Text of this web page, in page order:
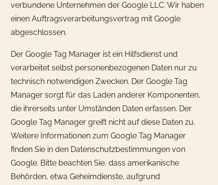
verbundene Unternehmen der Google LLC. Wir haben
einen Auftragsverarbeitungsvertrag mit Google
abgeschlossen.
Der Google Tag Manager ist ein Hilfsdienst und
verarbeitet selbst personenbezogenen Daten nur zu
technisch notwendigen Zwecken. Der Google Tag
Manager sorgt für das Laden anderer Komponenten,
die ihrerseits unter Umständen Daten erfassen. Der
Google Tag Manager greift nicht auf diese Daten zu.
Weitere Informationen zum Google Tag Manager
finden Sie in den Datenschutzbestimmungen von
Google. Bitte beachten Sie, dass amerikanische
Behörden, etwa Geheimdienste, aufgrund